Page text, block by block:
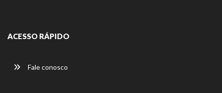
ACESSO RÁPIDO
Fale conosco